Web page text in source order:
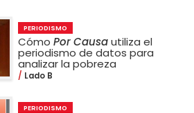
PERIODISMO
CómoPor Causautiliza el
periodismo de datos para
analizar la pobreza
Lado B
PERIODISMO